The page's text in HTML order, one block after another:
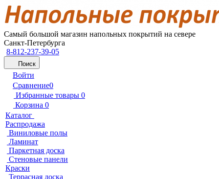
Самый большой магазин напольных покрытий на севере
Санкт-Петербурга
8-812-237-39-05
Поиск
Войти
Сравнение0
Избранные товары 0
Корзина 0
Каталог
Распродажа
Виниловые полы
Ламинат
Паркетная доска
Стеновые панели
Краски
Террасная доска